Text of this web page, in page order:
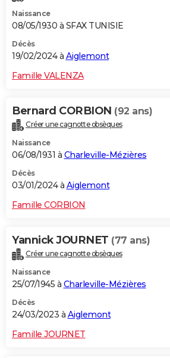
Naissance
08/05/1930 à SFAX TUNISIE
Décès
19/02/2024 à Aiglemont
Famille VALENZA
Bernard CORBION (92 ans)
Créer une cagnotte obsèques
Naissance
06/08/1931 à Charleville-Mézières
Décès
03/01/2024 à Aiglemont
Famille CORBION
Yannick JOURNET (77 ans)
Créer une cagnotte obsèques
Naissance
25/07/1945 à Charleville-Mézières
Décès
24/03/2023 à Aiglemont
Famille JOURNET